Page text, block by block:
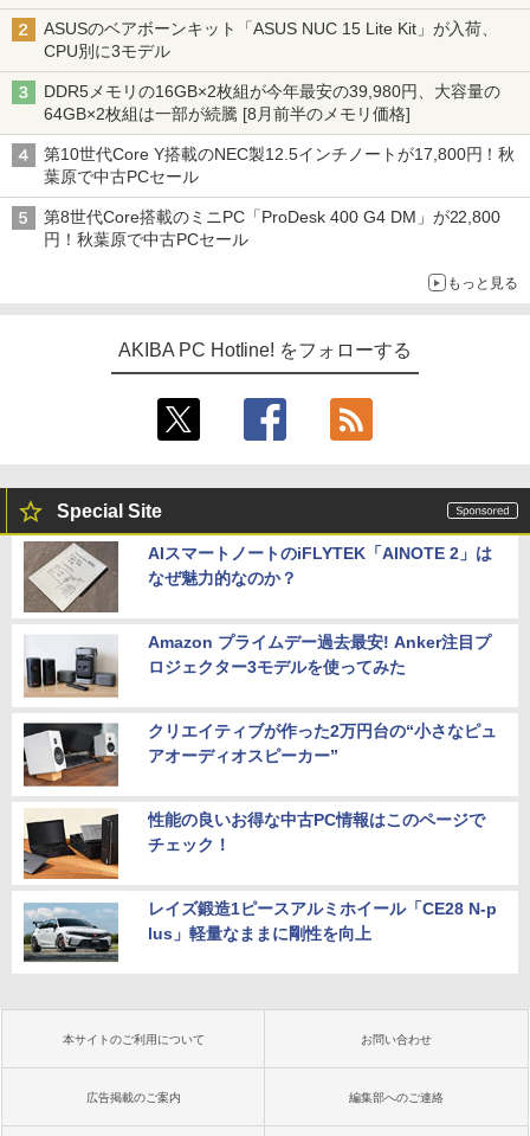
型モニターが9,801円、暑さ指数連動セール ほか
ASUSのベアボーンキット「ASUS NUC 15 Lite Kit」が入荷、
CPU別に3モデル
DDR5メモリの16GB×2枚組が今年最安の39,980円、大容量の
64GB×2枚組は一部が続騰 [8月前半のメモリ価格]
第10世代Core Y搭載のNEC製12.5インチノートが17,800円！秋
葉原で中古PCセール
第8世代Core搭載のミニPC「ProDesk 400 G4 DM」が22,800
円！秋葉原で中古PCセール
もっと見る
AKIBA PC Hotline! をフォローする
Special Site
AIスマートノートのiFLYTEK「AINOTE 2」は
なぜ魅力的なのか？
Amazon プライムデー過去最安! Anker注目プ
ロジェクター3モデルを使ってみた
クリエイティブが作った2万円台の“小さなピュ
アオーディオスピーカー”
性能の良いお得な中古PC情報はこのページで
チェック！
レイズ鍛造1ピースアルミホイール「CE28 N-p
lus」軽量なままに剛性を向上
本サイトのご利用について お問い合わせ
広告掲載のご案内 編集部へのご連絡